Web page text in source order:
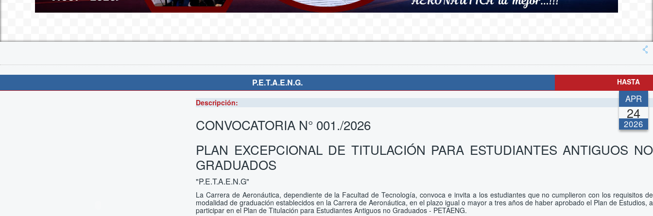
P.E.T.A.E.N.G. HASTA
APR
24
2026
Descripción:
CONVOCATORIA N° 001./2026
PLAN EXCEPCIONAL DE TITULACIÓN PARA ESTUDIANTES ANTIGUOS NO
GRADUADOS
"P.E.T.A.E.N.G"
La Carrera de Aeronáutica, dependiente de la Facultad de Tecnología, convoca e invita a los estudiantes que no cumplieron con los requisitos de
modalidad de graduación establecidos en la Carrera de Aeronáutica, en el plazo igual o mayor a tres años de haber aprobado el Plan de Estudios, a
participar en el Plan de Titulación para Estudiantes Antiguos no Graduados - PETAENG.